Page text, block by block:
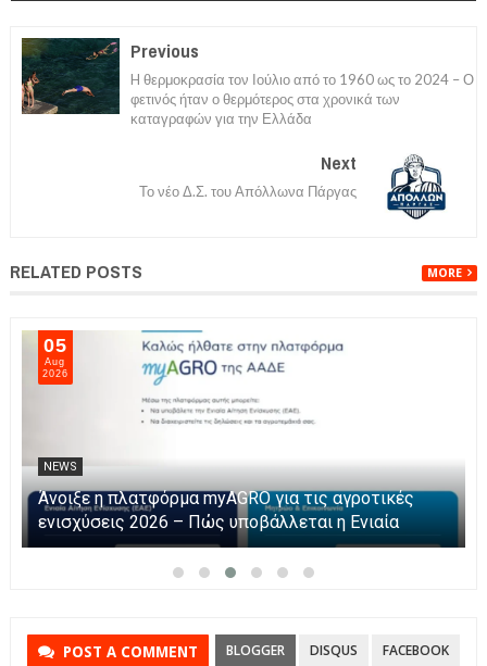
Previous
H θερμοκρασία τον Ιούλιο από το 1960 ως το 2024 – Ο
φετινός ήταν ο θερμότερος στα χρονικά των
καταγραφών για την Ελλάδα
Next
Το νέο Δ.Σ. του Απόλλωνα Πάργας
RELATED POSTS MORE
05
Aug
2026
NEWS
Άνοιξε η πλατφόρμα myAGRO για τις αγροτικές
ενισχύσεις 2026 – Πώς υποβάλλεται η Ενιαία
Αίτηση Ενίσχυσης
POST A COMMENT BLOGGER DISQUS FACEBOOK